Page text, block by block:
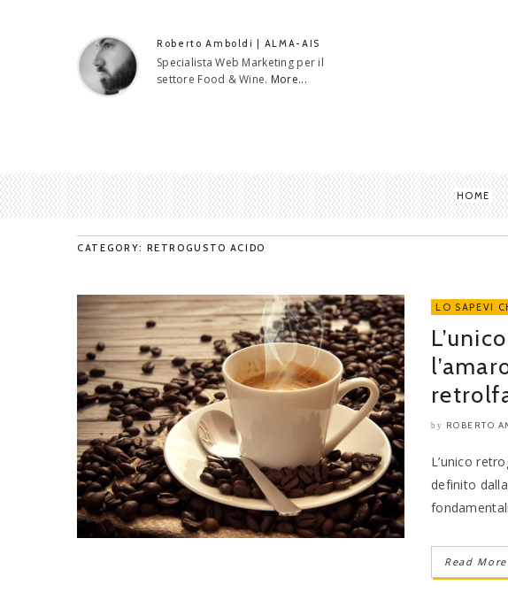
Roberto Amboldi | ALMA-AIS
Specialista Web Marketing per il
settore Food & Wine. More...
HOME
CATEGORY: RETROGUSTO ACIDO
LO SAPEVI
by ROBERTO
L’unico
definito
Read More